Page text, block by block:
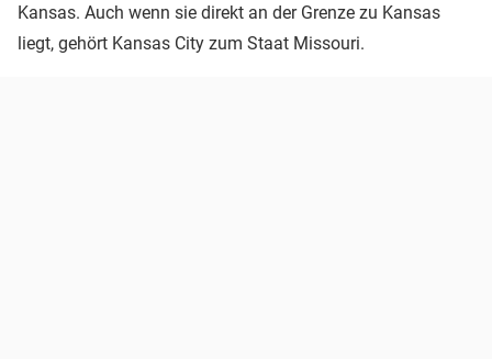
Kansas. Auch wenn sie direkt an der Grenze zu Kansas
liegt, gehört Kansas City zum Staat Missouri.